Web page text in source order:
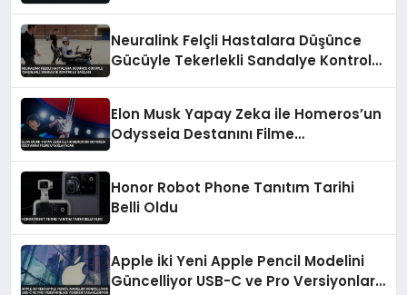
Neuralink Felçli Hastalara Düşünce
Gücüyle Tekerlekli Sandalye Kontrolü
Elon Musk Yapay Zeka ile Homeros’un
Odysseia Destanını Filme
Honor Robot Phone Tanıtım Tarihi
Belli Oldu
Apple İki Yeni Apple Pencil Modelini
Güncelliyor USB-C ve Pro Versiyonları